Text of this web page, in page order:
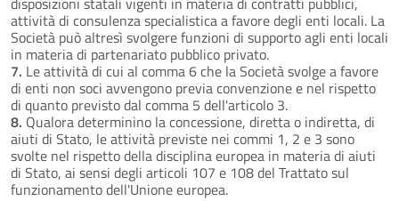
attività di consulenza specialistica a favore degli enti locali. La
Società può altresì svolgere funzioni di supporto agli enti locali
in materia di partenariato pubblico privato.
7. Le attività di cui al comma 6 che la Società svolge a favore
di enti non soci avvengono previa convenzione e nel rispetto
di quanto previsto dal comma 5 dell'articolo 3.
8. Qualora determinino la concessione, diretta o indiretta, di
aiuti di Stato, le attività previste nei commi 1, 2 e 3 sono
svolte nel rispetto della disciplina europea in materia di aiuti
di Stato, ai sensi degli articoli 107 e 108 del Trattato sul
funzionamento dell'Unione europea.